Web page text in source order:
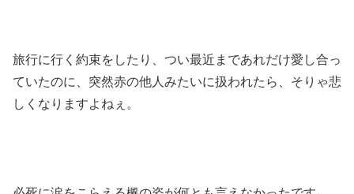
旅行に行く約束をしたり、つい最近まであれだけ愛し合っ
ていたのに、突然赤の他人みたいに扱われたら、そりゃ悲
しくなりますよねぇ。